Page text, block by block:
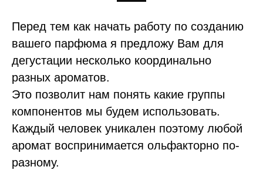
Перед тем как начать работу по созданию
вашего парфюма я предложу Вам для
дегустации несколько координально
разных ароматов.
Это позволит нам понять какие группы
компонентов мы будем использовать.
Каждый человек уникален поэтому любой
аромат воспринимается ольфакторно по-
разному.